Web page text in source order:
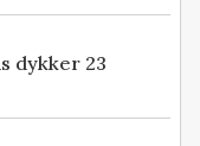
dykker 23